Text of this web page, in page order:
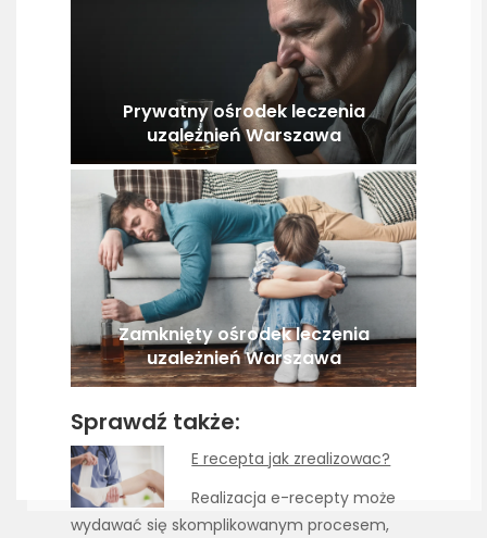
Prywatny ośrodek leczenia
uzależnień Warszawa
Zamknięty ośrodek leczenia
uzależnień Warszawa
Sprawdź także:
E recepta jak zrealizowac?
Realizacja e-recepty może
wydawać się skomplikowanym procesem,